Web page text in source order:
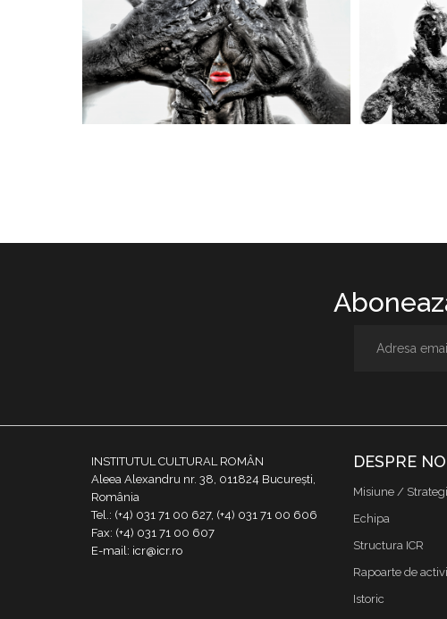
INSTITUTUL CULTURAL ROMÂN
Aleea Alexandru nr. 38, 011824 București,
România
Tel.: (+4) 031 71 00 627, (+4) 031 71 00 606
Fax: (+4) 031 71 00 607
E-mail: icr@icr.ro
DESPRE
Misiune /
Echipa
Structura ICR
Rapoarte de
Istoric